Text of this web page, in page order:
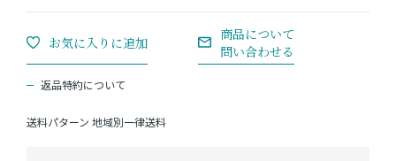
送料パターン 地域別一律送料
返品特約について